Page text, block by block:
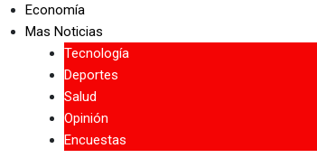
Economía
Mas Noticias
Tecnología
Deportes
Salud
Opinión
Encuestas